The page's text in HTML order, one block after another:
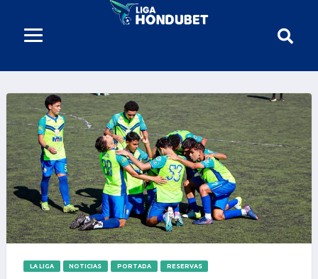
LA LIGA NOTICIAS PORTADA RESERVAS